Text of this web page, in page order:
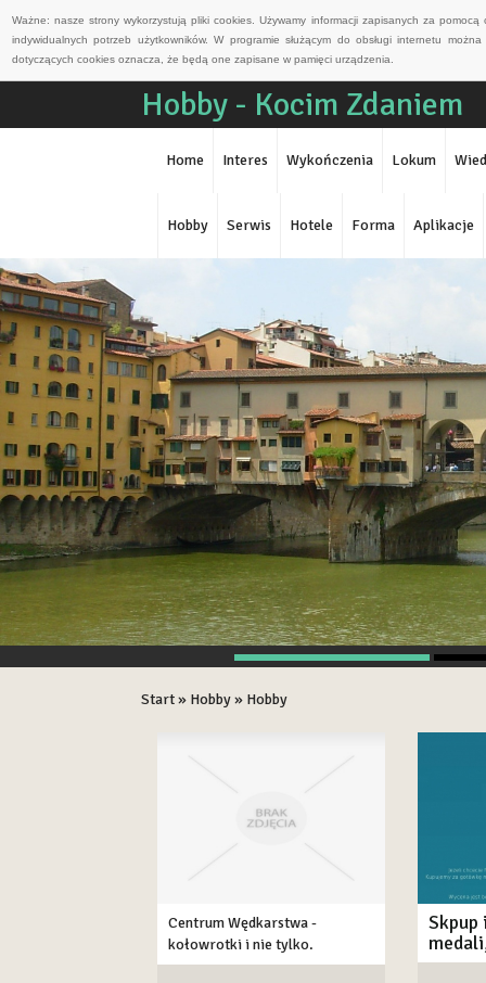
Ważne: nasze strony wykorzystują pliki cookies. Używamy informacji zapisanych za
indywidualnych potrzeb użytkowników. W programie służącym do obsługi internetu
dotyczących cookies oznacza, że będą one zapisane w pamięci urządzenia.
Hobby - Kocim Zdaniem
Home Interes Wykończenia Lokum
Hobby Serwis Hotele Forma Aplikacje
Start» Hobby» Hobby
Centrum Wędkarstwa -
kołowrotki i nie tylko.
Skpup